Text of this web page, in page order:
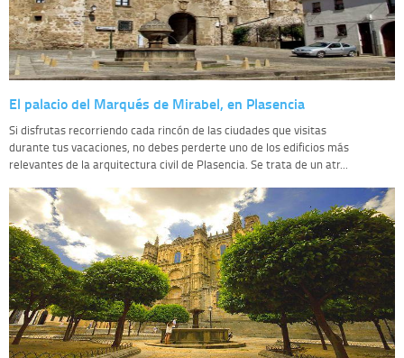
El palacio del Marqués de Mirabel, en Plasencia
Si disfrutas recorriendo cada rincón de las ciudades que visitas
durante tus vacaciones, no debes perderte uno de los edificios más
relevantes de la arquitectura civil de Plasencia. Se trata de un atr...